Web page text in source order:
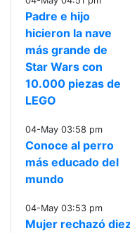
Padre e hijo
hicieron la nave
más grande de
Star Wars con
10.000 piezas de
LEGO
04-May 03:58 pm
Conoce al perro
más educado del
mundo
04-May 03:53 pm
Mujer rechazó